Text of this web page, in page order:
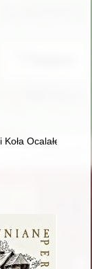
i traktatu
Koła Ocalałe z